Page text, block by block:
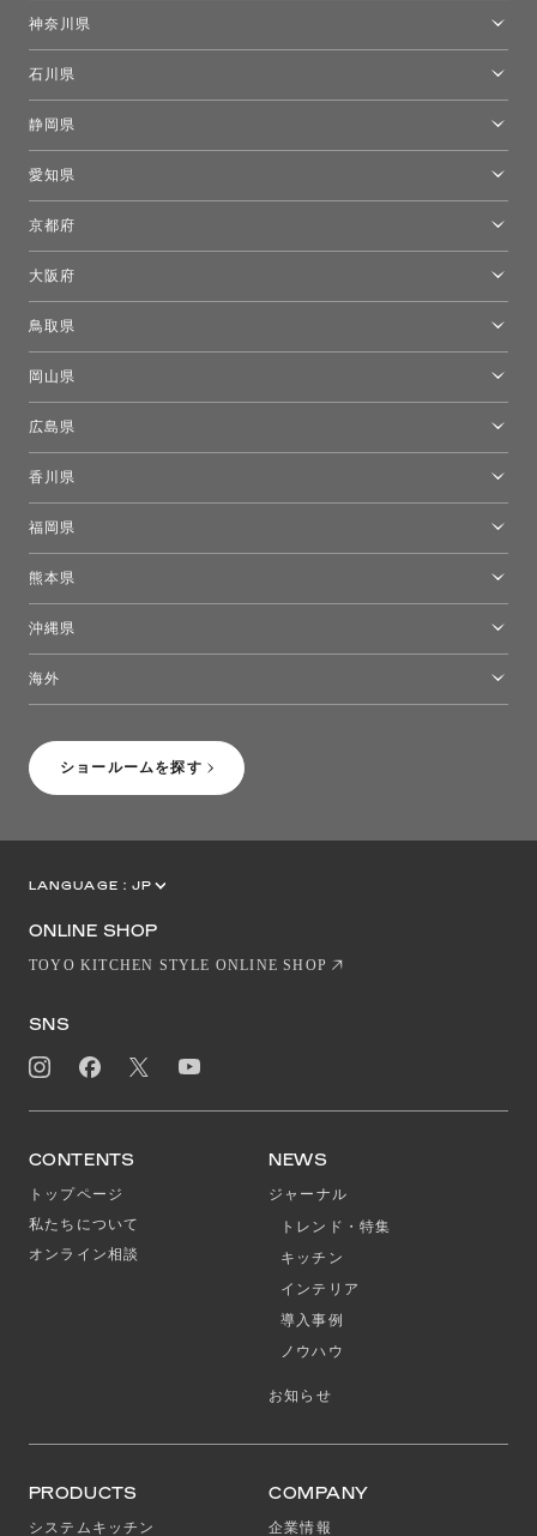
ショールームを探す
モーイ東京
キーブー東京
FLOS｜フロスデザインスペース青山
神奈川県
石川県
静岡県
愛知県
京都府
大阪府
鳥取県
岡山県
広島県
香川県
福岡県
熊本県
沖縄県
海外
LANGUAGE : JP
ONLINE SHOP
TOYO KITCHEN STYLE ONLINE SHOP
SNS
CONTENTS
トップページ
私たちについて
オンライン相談
NEWS
ジャーナル
トレンド・特集
キッチン
インテリア
導入事例
ノウハウ
お知らせ
PRODUCTS
システムキッチン
COMPANY
企業情報